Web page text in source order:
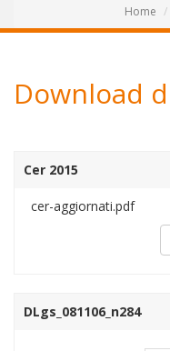
Home
Download
Cer 2015
cer-aggiornati.pdf
DLgs_081106_n284